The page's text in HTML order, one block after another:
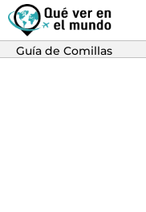
Guía de Comillas